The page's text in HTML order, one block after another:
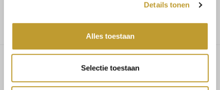
Details tonen
Alles toestaan
Selectie toestaan
Cameron flats black